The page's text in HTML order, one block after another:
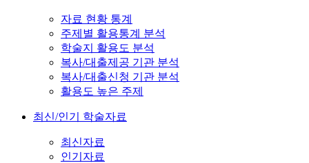
자료 현황 통계
주제별 활용통계 분석
학술지 활용도 분석
복사/대출제공 기관 분석
복사/대출신청 기관 분석
활용도 높은 주제
최신/인기 학술자료
최신자료
인기자료